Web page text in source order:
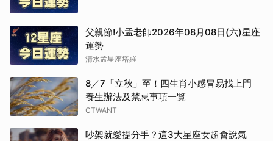
父親節!小孟老師2026年08月08日(六)星座
運勢
清水孟星座塔羅
8／7「立秋」至！四生肖小感冒易找上門
養生辦法及禁忌事項一覽
CTWANT
吵架就愛提分手？這3大星座女超會說氣